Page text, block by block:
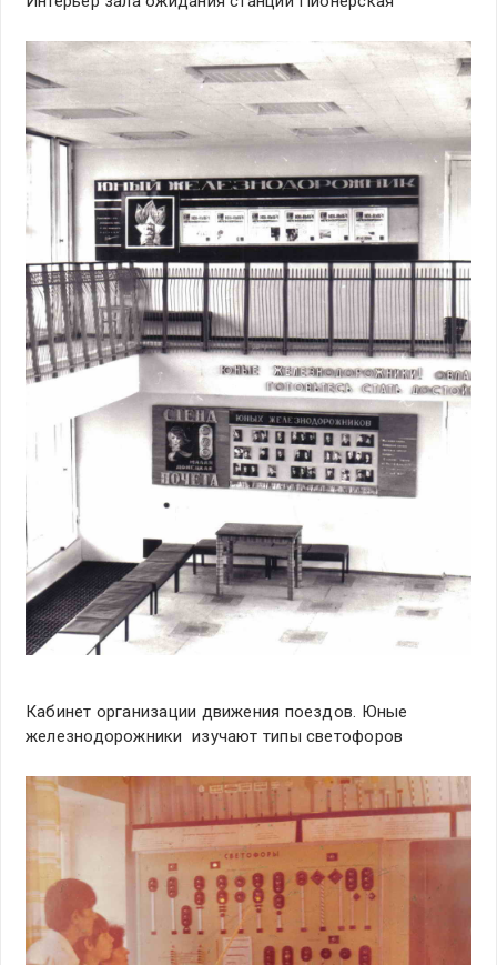
Кабинет организации движения поездов. Юные
железнодорожники изучают типы светофоров